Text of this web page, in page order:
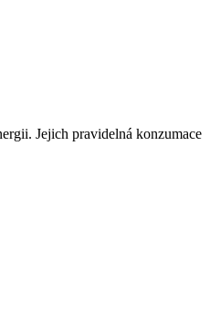
Jejich pravidelná konzumace